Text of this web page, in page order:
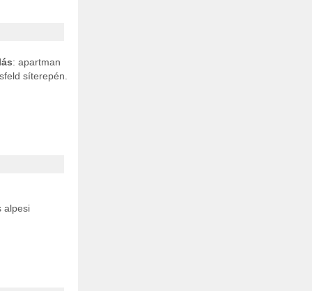
: apartman
síterepén.
alpesi